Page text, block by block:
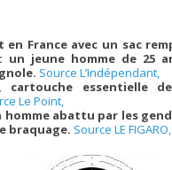
en France avec un sac
un jeune homme de 25
Source L’Indépendant,
cartouche essentielle
Le Point,
homme abattu par les
braquage. Source LE FIGARO,